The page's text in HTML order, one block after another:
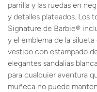
parrilla y las ruedas en
y detalles plateados. Los
Signature de Barbie®
y el emblema de la
vestido con estampado
elegantes sandalias
para cualquier aventura
muñeca no puede